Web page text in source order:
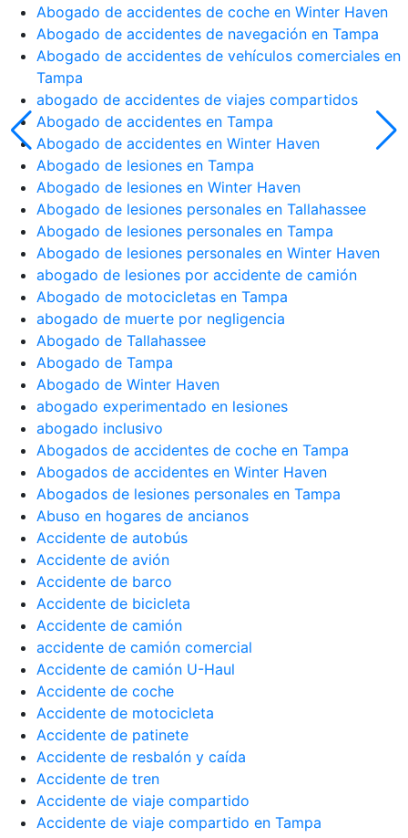
Abogado de accidentes de coche en Winter Haven
Abogado de accidentes de navegación en Tampa
Abogado de accidentes de vehículos comerciales en
Tampa
abogado de accidentes de viajes compartidos
Abogado de accidentes en Tampa
Abogado de accidentes en Winter Haven
Abogado de lesiones en Tampa
Abogado de lesiones en Winter Haven
Abogado de lesiones personales en Tallahassee
Abogado de lesiones personales en Tampa
Abogado de lesiones personales en Winter Haven
abogado de lesiones por accidente de camión
Abogado de motocicletas en Tampa
abogado de muerte por negligencia
Abogado de Tallahassee
Abogado de Tampa
Abogado de Winter Haven
abogado experimentado en lesiones
abogado inclusivo
Abogados de accidentes de coche en Tampa
Abogados de accidentes en Winter Haven
Abogados de lesiones personales en Tampa
Abuso en hogares de ancianos
Accidente de autobús
Accidente de avión
Accidente de barco
Accidente de bicicleta
Accidente de camión
accidente de camión comercial
Accidente de camión U-Haul
Accidente de coche
Accidente de motocicleta
Accidente de patinete
Accidente de resbalón y caída
Accidente de tren
Accidente de viaje compartido
Accidente de viaje compartido en Tampa